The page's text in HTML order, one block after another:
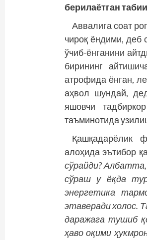
берилаётган
Аввалига соат
чироқ ёндими, деб
ўчиб-ёнганини
бирининг
атрофида ёнган,
аҳвол шундай,
яшовчи
таъминотида
Қашқадарёлик
алоҳида эътибор
сўрайди?
сўраш у ёқда
энергетика
этаверади холос.
даражага тушиб
ҳаво оқими